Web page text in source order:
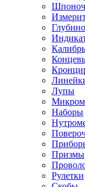
Лупы
Наборы
Призмы
Рулетки